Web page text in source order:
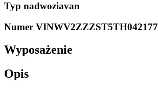
Typ nadwoziavan
Numer VINWV2ZZZST5TH042177
Wyposażenie
Opis